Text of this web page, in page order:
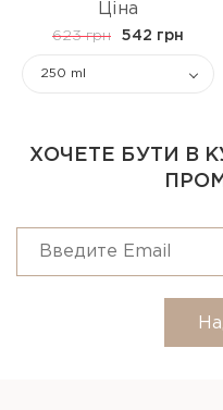
Ціна
623 грн 542 грн
250 ml
ХОЧЕТЕ БУТИ В